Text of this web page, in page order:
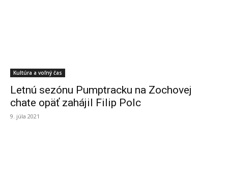
Kultúra a voľný čas
Letnú sezónu Pumptracku na Zochovej
chate opäť zahájil Filip Polc
9. júla 2021